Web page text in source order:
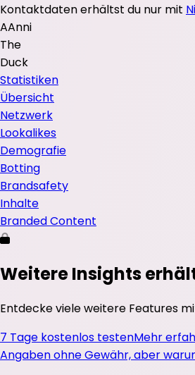
Kontaktdaten erhältst du nur mit
AAnni
The
Duck
Statistiken
Übersicht
Netzwerk
Lookalikes
Demografie
Botting
Brandsafety
Inhalte
Branded Content
Weitere Insights
Entdecke viele weitere Features
7 Tage kostenlos testenMehr
Angaben ohne Gewähr, aber